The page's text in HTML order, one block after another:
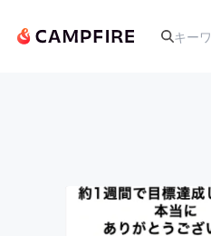
アー